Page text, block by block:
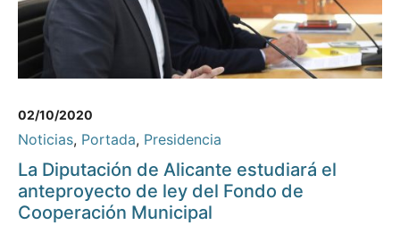
02/10/2020
Noticias, Portada, Presidencia
La Diputación de Alicante estudiará el
anteproyecto de ley del Fondo de
Cooperación Municipal